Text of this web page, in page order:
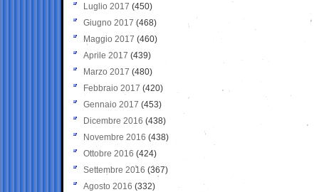
Luglio 2017 (450)
Giugno 2017 (468)
Maggio 2017 (460)
Aprile 2017 (439)
Marzo 2017 (480)
Febbraio 2017 (420)
Gennaio 2017 (453)
Dicembre 2016 (438)
Novembre 2016 (438)
Ottobre 2016 (424)
Settembre 2016 (367)
Agosto 2016 (332)